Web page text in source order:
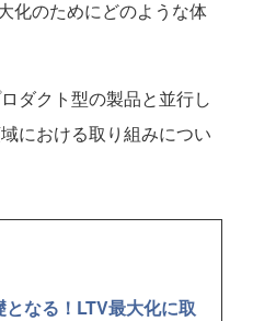
化のためにどのような体
ダクト型の製品と並行し
における取り組みについ
なる！LTV最大化に取